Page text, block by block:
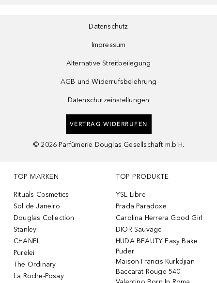
Datenschutz
Impressum
Alternative Streitbeilegung
AGB und Widerrufsbelehrung
Datenschutzeinstellungen
VERTRAG WIDERRUFEN
© 2026 Parfümerie Douglas Gesellschaft m.b.H.
TOP MARKEN
Rituals Cosmetics
Sol de Janeiro
Douglas Collection
Stanley
CHANEL
Purelei
The Ordinary
La Roche-Posay
TOP PRODUKTE
YSL Libre
Prada Paradoxe
Carolina Herrera Good Girl
DIOR Sauvage
HUDA BEAUTY Easy Bake
Puder
Maison Francis Kurkdjian
Baccarat Rouge 540